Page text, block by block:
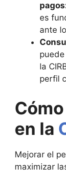
es
ante
la
perfil
en la
Mejorar el
maximizar